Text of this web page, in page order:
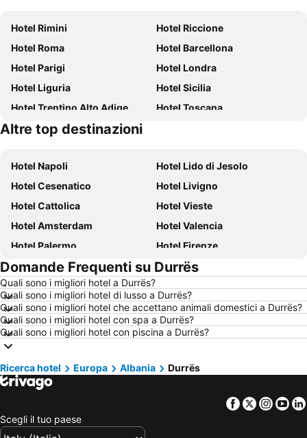
Hotel Rimini
Hotel Riccione
Hotel Roma
Hotel Barcellona
Hotel Parigi
Hotel Londra
Hotel Liguria
Hotel Sicilia
Hotel Trentino Alto Adige
Hotel Toscana
Hotel Puglia
Altre top destinazioni
Hotel Napoli
Hotel Lido di Jesolo
Hotel Cesenatico
Hotel Livigno
Hotel Cattolica
Hotel Vieste
Hotel Amsterdam
Hotel Valencia
Hotel Palermo
Hotel Firenze
Hotel Sharm el-Sheikh
Hotel Caorle
Hotel Milano
Hotel Milano Marittima
Hotel Venezia
Hotel New York
Hotel Alghero
Hotel Vienna
Hotel Isola d'Ischia
Hotel Italia
Hotel Isola d'Elba
Hotel Marche
Domande Frequenti su Durrës
Quali sono i migliori hotel a Durrës?
Quali sono i migliori hotel di lusso a Durrës?
Quali sono i migliori hotel che accettano animali domestici a Durrës?
Quali sono i migliori hotel con spa a Durrës?
Quali sono i migliori hotel con piscina a Durrës?
Ricerca hotel Europa Albania Durrës
Facebook
Twitter
Scegli il tuo paese